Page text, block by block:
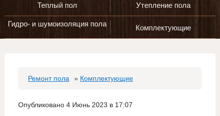
Теплый пол Утепление пола
Гидро- и шумоизоляция пола Комплектующие
Ремонт пола » Комплектующие
Опубликовано 4 Июнь 2023 в 17:07